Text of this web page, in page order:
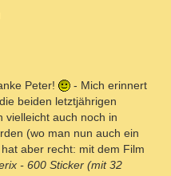
Peter!
- Mich erinnert
beiden letztjährigen
vielleicht auch noch in
(wo man nun auch ein
aber recht: mit dem Film
- 600 Sticker (mit 32